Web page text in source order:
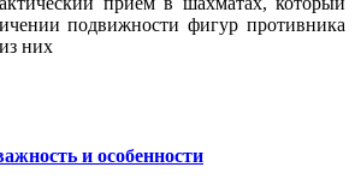
подвижности фигур противника
них
и особенности